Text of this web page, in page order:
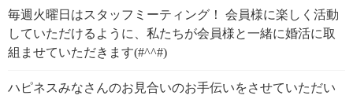
毎週火曜日はスタッフミーティング！ 会員様に楽しく活動
していただけるように、私たちが会員様と一緒に婚活に取
組ませていただきます(#^^#)
ハピネスみなさんのお見合いのお手伝いをさせていただい